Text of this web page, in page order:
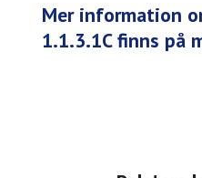
Mer information
1.1.3.1C finns på